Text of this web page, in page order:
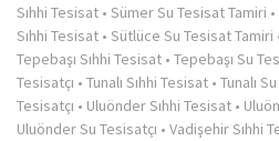
Sıhhi Tesisat • Sümer Su Tesisat Tamiri •
Sıhhi Tesisat • Sütlüce Su Tesisat Tamiri
Tepebaşı Sıhhi Tesisat • Tepebaşı Su
Tesisatçı • Tunalı Sıhhi Tesisat • Tunalı
Tesisatçı • Uluönder Sıhhi Tesisat •
Uluönder Su Tesisatçı • Vadişehir Sıhhi